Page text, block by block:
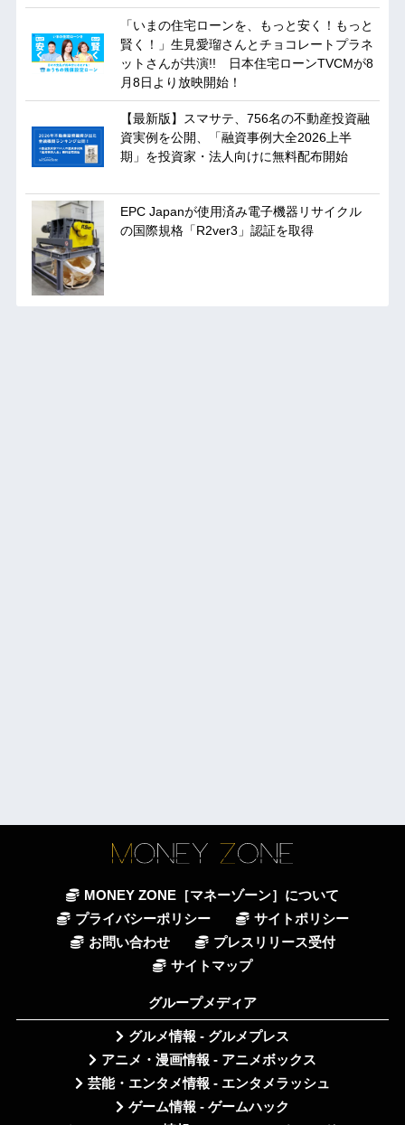
「いまの住宅ローンを、もっと安く！もっと
賢く！」生見愛瑠さんとチョコレートプラネ
ットさんが共演!! 日本住宅ローンTVCMが8
月8日より放映開始！
【最新版】スマサテ、756名の不動産投資融
資実例を公開、「融資事例大全2026上半
期」を投資家・法人向けに無料配布開始
EPC Japanが使用済み電子機器リサイクル
の国際規格「R2ver3」認証を取得
MONEY ZONE［マネーゾーン］について
プライバシーポリシー
サイトポリシー
お問い合わせ
プレスリリース受付
サイトマップ
グループメディア
グルメ情報 - グルメプレス
アニメ・漫画情報 - アニメボックス
芸能・エンタメ情報 - エンタメラッシュ
ゲーム情報 - ゲームハック